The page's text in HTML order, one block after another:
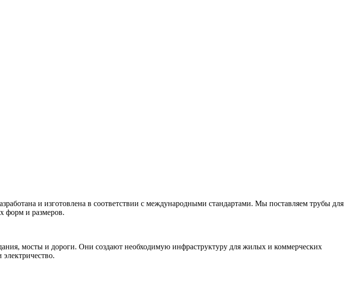
и изготовлена в соответствии с международными стандартами. Мы поставляем трубы для
форм и размеров.
мосты и дороги. Они создают необходимую инфраструктуру для жилых и коммерческих